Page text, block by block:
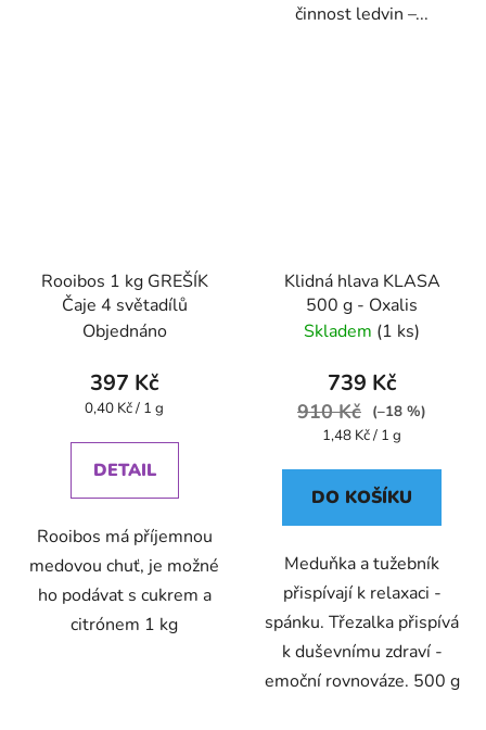
činnost ledvin –...
Rooibos 1 kg GREŠÍK
Čaje 4 světadílů
Objednáno
397 Kč
Měrná
0,40 Kč / 1 g
DETAIL
Rooibos má příjemnou
medovou chuť, je možné
ho podávat s cukrem a
citrónem 1 kg
Klidná hlava KLASA
500 g - Oxalis
Skladem (1 ks)
739 Kč
910 Kč
(–18 %)
Měrná
1,48 Kč / 1 g
DO KOŠÍKU
Meduňka a tužebník
přispívají k relaxaci -
spánku. Třezalka přispívá
k duševnímu zdraví -
emoční rovnováze. 500 g